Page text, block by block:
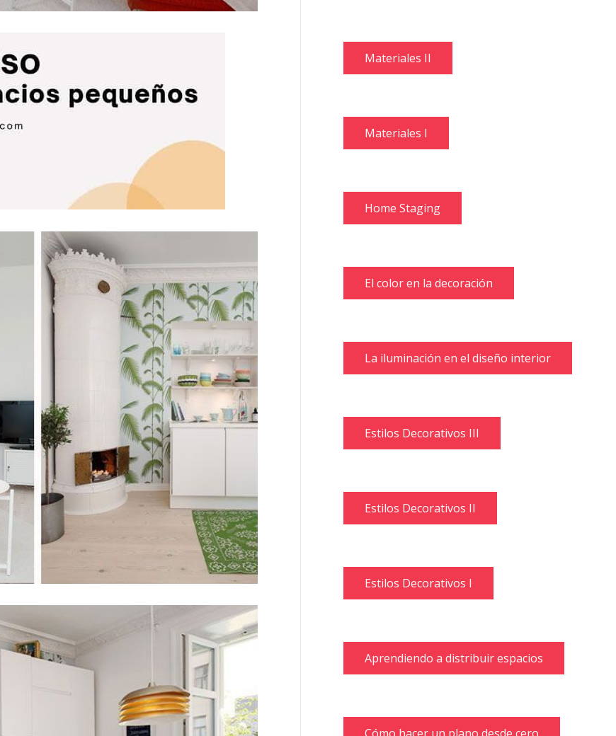
Materiales II
Materiales I
Home Staging
El color en la decoración
La iluminación en el diseño interior
Estilos Decorativos III
Estilos Decorativos II
Estilos Decorativos I
Aprendiendo a distribuir espacios